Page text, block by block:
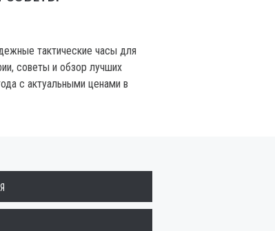
тактические часы для
советы и обзор лучших
с актуальными ценами в